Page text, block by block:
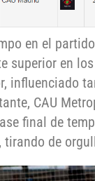
en el
superior en
influenciado
CAU
final de
tirando de